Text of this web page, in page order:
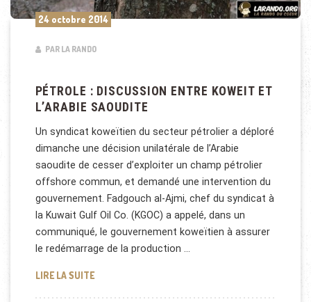
24 octobre 2014
PAR LA RANDO
PÉTROLE : DISCUSSION ENTRE KOWEIT ET
L’ARABIE SAOUDITE
Un syndicat koweïtien du secteur pétrolier a déploré
dimanche une décision unilatérale de l’Arabie
saoudite de cesser d’exploiter un champ pétrolier
offshore commun, et demandé une intervention du
gouvernement. Fadgouch al-Ajmi, chef du syndicat à
la Kuwait Gulf Oil Co. (KGOC) a appelé, dans un
communiqué, le gouvernement koweïtien à assurer
le redémarrage de la production …
LIRE LA SUITEPÉTROLE : DISCUSSION ENTRE KOWEIT ET